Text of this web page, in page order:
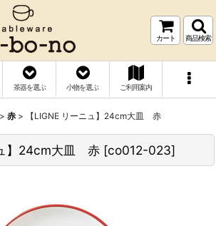
カート 商品検索
茶器を選ぶ 小物を選ぶ ご利用案内
> 赤 > 【LIGNE リーニュ】24cm大皿 赤
】24cm大皿 赤 [co012-023]